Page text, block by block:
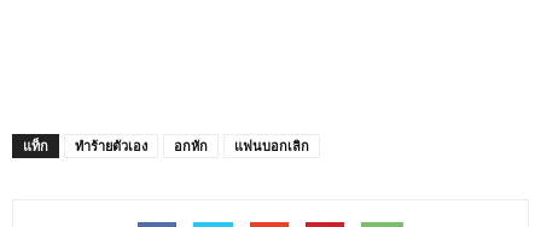
แท็ก ทำร้ายตัวเอง อกหัก แฟนบอกเลิก